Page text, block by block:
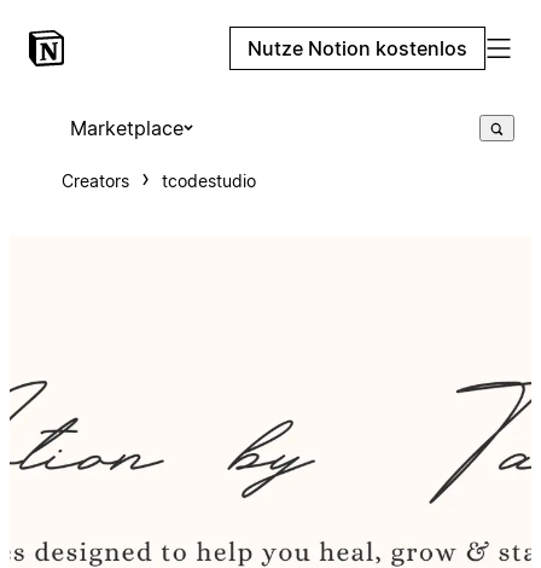
Nutze Notion kostenlos
Marketplace
Creators tcodestudio